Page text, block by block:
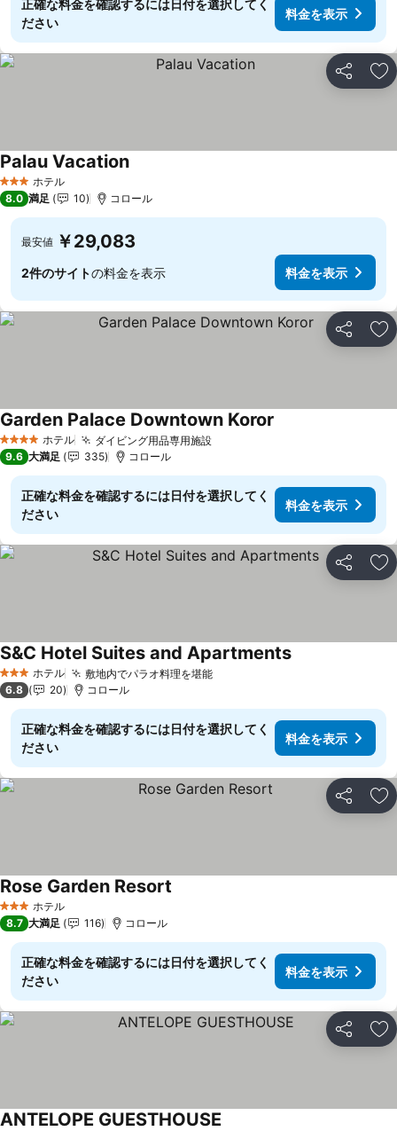
正確な料金を確認するには日付を選択してく
ださい
料金を表示
シェア お
3 ホテルのランク
ホテル
Palau Vacation料金を表示
8.0 満足 10 コロール
最安値 ￥29,083
2件のサイトの料金を表示 料金を表示
シェア お
4 ホテルのランク
ホテル ダイビング用品専用施設料金を表示
Garden Palace Downtown Koror
9.6 大満足 335 コロール
正確な料金を確認するには日付を選択してく
ださい
料金を表示
シェア お
3 ホテルのランク
ホテル 敷地内でパラオ料理を堪能料金を表示
S&C Hotel Suites and Apartments料金を表示
6.8 20 コロール
正確な料金を確認するには日付を選択してく
ださい
料金を表示
シェア お
3 ホテルのランク
ホテル
Rose Garden Resort
8.7 大満足 116 コロール
正確な料金を確認するには日付を選択してく
ださい
料金を表示
シェア お
ANTELOPE GUESTHOUSE